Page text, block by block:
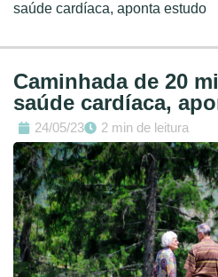
saúde cardíaca, aponta estudo
Caminhada de 20
saúde cardíaca,
24/05/23 2 min de leitura